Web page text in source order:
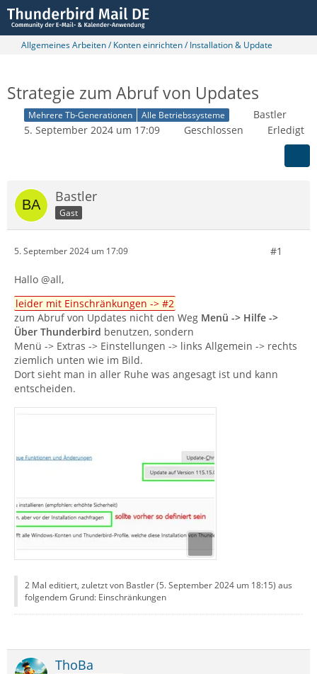
Allgemeines Arbeiten / Konten einrichten / Installation & Update
Strategie zum Abruf von Updates
Mehrere Tb-Generationen Alle Betriebssysteme
Bastler
5. September 2024 um 17:09
Geschlossen Erledigt
Bastler
Gast
5. September 2024 um 17:09 #1
Hallo @all,
leider mit Einschränkungen -> #2
zum Abruf von Updates nicht den Weg Menü -> Hilfe ->
Über Thunderbird benutzen, sondern
Menü -> Extras -> Einstellungen -> links Allgemein -> rechts
ziemlich unten wie im Bild.
Dort sieht man in aller Ruhe was angesagt ist und kann
entscheiden.
2 Mal editiert, zuletzt von Bastler (5. September 2024 um 18:15) aus
folgendem Grund: Einschränkungen
ThoBa